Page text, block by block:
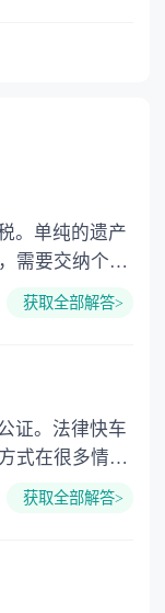
需要交纳个人
是没有增值税
4. 土
获取全部解答>
式在很多情况
需要公正的也
遗产继承进行
获取全部解答>